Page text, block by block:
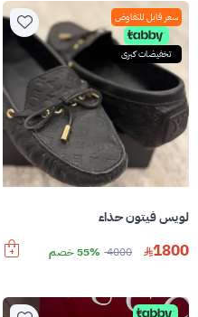
سعر قابل للتفاوض
تخفيضات كبرى
لويس فيتون حذاء
1800
4000 55% خصم